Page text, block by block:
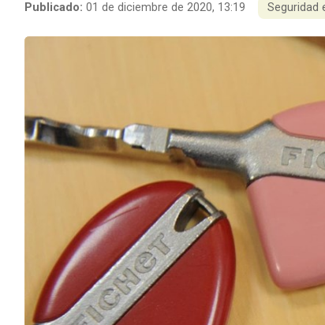
Publicado: 01 de diciembre de 2020, 13:19 Seguridad